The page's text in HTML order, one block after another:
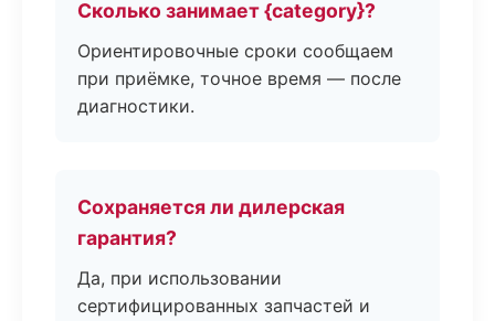
Сколько занимает {category}?
Ориентировочные сроки сообщаем
при приёмке, точное время — после
диагностики.
Сохраняется ли дилерская
гарантия?
Да, при использовании
сертифицированных запчастей и